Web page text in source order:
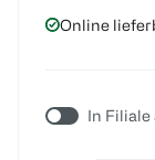
Online
In Filiale